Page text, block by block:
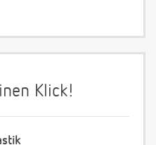
Klick!